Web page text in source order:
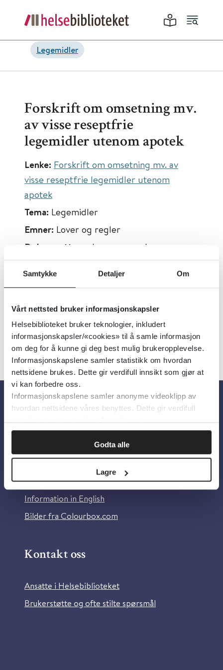
Samtykke Detaljer Om
Vårt nettsted bruker informasjonskapsler
Helsebiblioteket bruker teknologier, inkludert
informasjonskapsler/«cookies» til å samle informasjon
om deg for å kunne gi deg best mulig brukeropplevelse.
Informasjonskapslene samler statistikk om hvordan
nettsidene brukes. Dette gir verdifull innsikt som gjør at
vi kan forbedre oss.
Informasjonskapslene samler anonyme videoklipp av
hvordan nettsidene våres benyttes. Dette gir verdifull
Godta alle
Lagre
Legemidler
Forskrift om omsetning mv.
av visse reseptfrie
legemidler utenom apotek
Lenke: Forskrift om omsetning mv. av
visse reseptfrie legemidler utenom
apotek
Tema: Legemidler
Emner: Lover og regler
Dokumenttype: Lover og regler
Utgiver:Helse- og
omsorgsdepartementet (HOD)
Om Helsebiblioteket
Tilgjengelighetserklæring
Information in English
Bilder fra Colourbox.com
Kontakt oss
Ansatte i Helsebiblioteket
Brukerstøtte og ofte stilte spørsmål